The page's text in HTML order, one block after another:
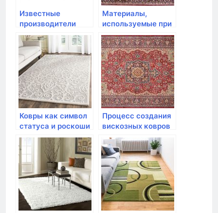
Известные
производители
ковров по всему
миру
Материалы,
используемые при
производстве
ковров
Ковры как символ
статуса и роскоши
Процесс создания
вискозных ковров